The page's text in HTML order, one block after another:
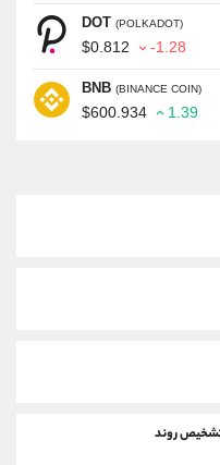
DOT (POLKADOT)
$0.812 -1.28
BNB (BINANCE COIN)
$600.934 1.39